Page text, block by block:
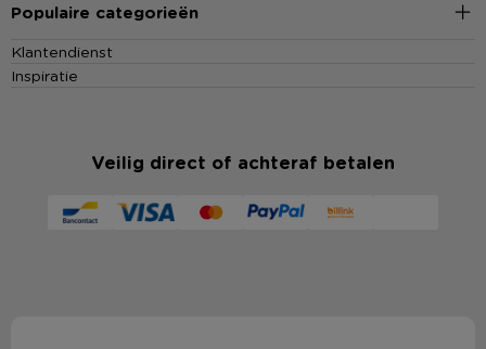
Populaire categorieën
Klantendienst
Inspiratie
Veilig direct of achteraf betalen